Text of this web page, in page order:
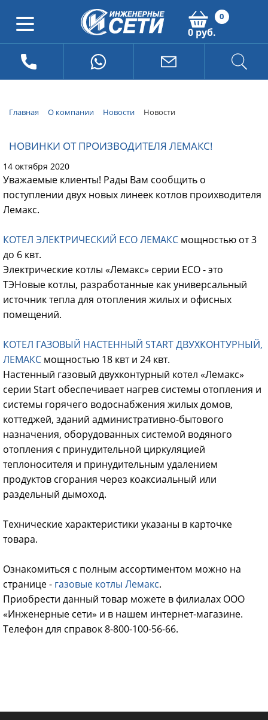
0
0 руб.
Главная О компании Новости Новости
НОВИНКИ ОТ ПРОИЗВОДИТЕЛЯ ЛЕМАКС!
14 октября 2020
Уважаемые клиенты! Рады Вам сообщить о
поступлении двух новых линеек котлов проихводителя
Лемакс.
КОТЕЛ ЭЛЕКТРИЧЕСКИЙ ECO ЛЕМАКС мощностью от 3
до 6 квт.
Электрические котлы «Лемакс» серии ЕСО - это
ТЭНовые котлы, разработанные как универсальный
источник тепла для отопления жилых и офисных
помещений.
КОТЕЛ ГАЗОВЫЙ НАСТЕННЫЙ START ДВУХКОНТУРНЫЙ,
ЛЕМАКС мощностью 18 квт и 24 квт.
Настенный газовый двухконтурный котел «Лемакс»
серии Start обеспечивает нагрев системы отопления и
системы горячего водоснабжения жилых домов,
коттеджей, зданий административно-бытового
назначения, оборудованных системой водяного
отопления с принудительной циркуляцией
теплоносителя и принудительным удалением
продуктов сгорания через коаксиальный или
раздельный дымоход.
Технические характеристики указаны в карточке
товара.
Ознакомиться с полным ассортиментом можно на
странице - газовые котлы Лемакс.
Приобрести данный товар можете в филиалах ООО
«Инженерные сети» и в нашем интернет-магазине.
Телефон для справок 8-800-100-56-66.